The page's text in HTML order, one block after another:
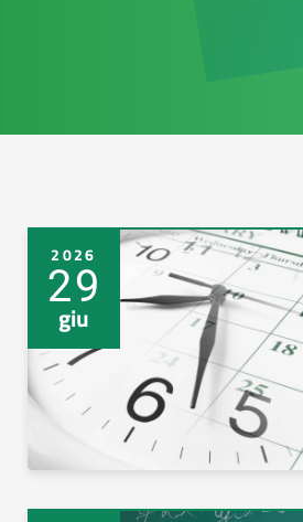
2026
29
giu